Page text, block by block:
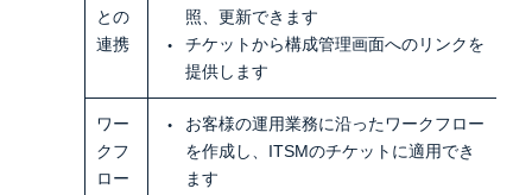
との
連携
照、更新できます
チケットから構成管理画面へのリンクを
提供します
ワー
クフ
ロー
お客様の運用業務に沿ったワークフロー
を作成し、ITSMのチケットに適用でき
ます